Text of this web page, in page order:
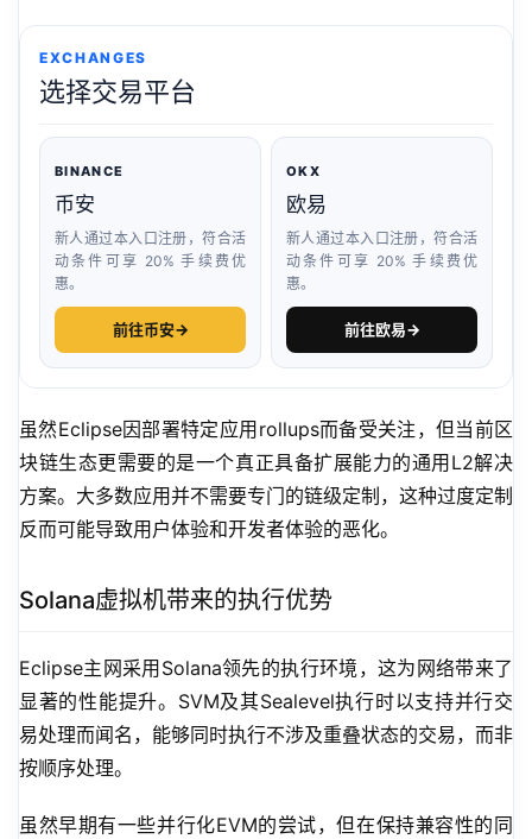
EXCHANGES
选择交易平台
BINANCE
币安
新人通过本入口注册，符合活
动条件可享 20% 手续费优
惠。
前往币安→
OKX
欧易
新人通过本入口注册，符合活
动条件可享 20% 手续费优
惠。
前往欧易→
虽然Eclipse因部署特定应用rollups而备受关注，但当前区
块链生态更需要的是一个真正具备扩展能力的通用L2解决
方案。大多数应用并不需要专门的链级定制，这种过度定制
反而可能导致用户体验和开发者体验的恶化。
Solana虚拟机带来的执行优势
Eclipse主网采用Solana领先的执行环境，这为网络带来了
显著的性能提升。SVM及其Sealevel执行时以支持并行交
易处理而闻名，能够同时执行不涉及重叠状态的交易，而非
按顺序处理。
虽然早期有一些并行化EVM的尝试，但在保持兼容性的同